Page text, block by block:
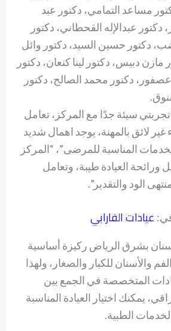
مساعد التمامي، دكتور عبد
دكتور عبدالإله القحطاني، دكتور
دكتور حسين السيد، دكتور وائل
مازن دبيس، دكتور لينا كنعان، دكتور
عصفور، دكتور محمد الصالح، دكتور
سيئة جدًا مع المركز، تعامل
غير لائق بالمهنة، يوجد اهمال شديد
المناسبة للمرضى”، “المركز
العيادة طيبة، وتعامل
الود والتقدير”.
عيادات الفارابي
بشرق الرياض ركيزة أساسية
والأسنان للكبار والصغار، ولهذا
المتخصصة في الجمع بين
يمكنك اختيار العيادة المناسبة
الطبية.